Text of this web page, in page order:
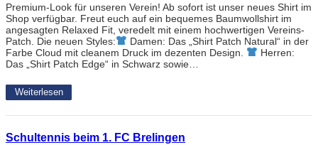
Premium-Look für unseren Verein! Ab sofort ist unser neues Shirt im
Shop verfügbar. Freut euch auf ein bequemes Baumwollshirt im
angesagten Relaxed Fit, veredelt mit einem hochwertigen Vereins-
Patch. Die neuen Styles:
Damen: Das „Shirt Patch Natural“ in der
Farbe Cloud mit cleanem Druck im dezenten Design.
Herren:
Das „Shirt Patch Edge“ in Schwarz sowie…
Weiterlesen
Schultennis beim 1. FC Brelingen